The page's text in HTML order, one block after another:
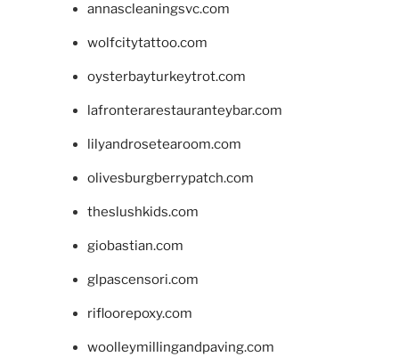
annascleaningsvc.com
wolfcitytattoo.com
oysterbayturkeytrot.com
lafronterarestauranteybar.com
lilyandrosetearoom.com
olivesburgberrypatch.com
theslushkids.com
giobastian.com
glpascensori.com
rifloorepoxy.com
woolleymillingandpaving.com